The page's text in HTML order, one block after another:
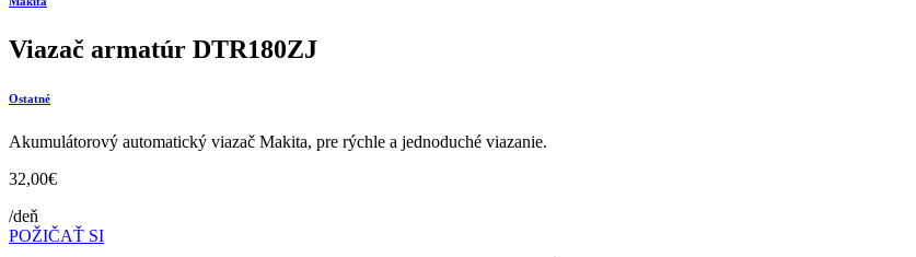
Viazač armatúr DTR180ZJ
Ostatné
Akumulátorový automatický viazač Makita, pre rýchle a jednoduché viazanie.
32,00€
/deň
POŽIČAŤ SI